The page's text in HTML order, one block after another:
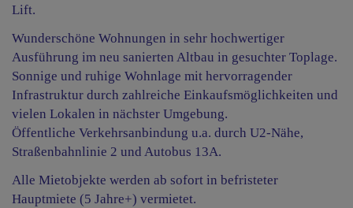
Lift.
Wunderschöne Wohnungen in sehr hochwertiger
Ausführung im neu sanierten Altbau in gesuchter Toplage.
Sonnige und ruhige Wohnlage mit hervorragender
Infrastruktur durch zahlreiche Einkaufsmöglichkeiten und
vielen Lokalen in nächster Umgebung.
Öffentliche Verkehrsanbindung u.a. durch U2-Nähe,
Straßenbahnlinie 2 und Autobus 13A.
Alle Mietobjekte werden ab sofort in befristeter
Hauptmiete (5 Jahre+) vermietet.